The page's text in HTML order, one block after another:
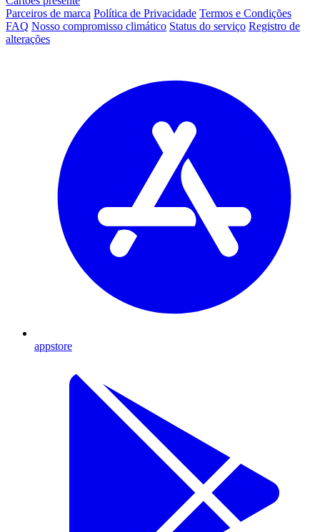
Parceiros de marca Política de Privacidade Termos e Condições
FAQ Nosso compromisso climático Status do serviço Registro de
alterações
appstore